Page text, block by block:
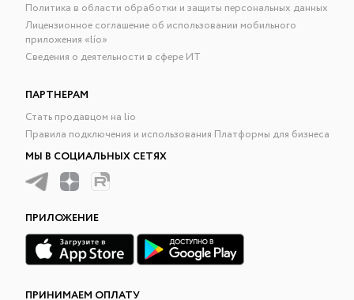
Политика в области обработки и защиты персональных данных
Лицензионное соглашение об использовании мобильного
приложения «lío»
Сведения о деятельности в сфере ИТ
ПАРТНЕРАМ
Стать продавцом на lio
Правила подключения и использования Платформы для бизнеса
МЫ В СОЦИАЛЬНЫХ СЕТЯХ
ПРИЛОЖЕНИЕ
ПРИНИМАЕМ ОПЛАТУ